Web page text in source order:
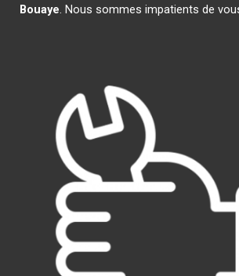
Bouaye. Nous sommes impatients de